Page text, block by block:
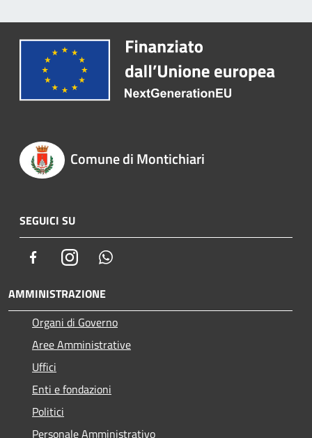
Comune di Montichiari
SEGUICI SU
FacebookInstagram
AMMINISTRAZIONE
Organi di Governo
Aree Amministrative
Uffici
Enti e fondazioni
Politici
Personale Amministrativo